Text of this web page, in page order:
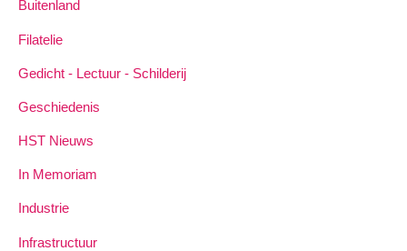
Buitenland
Filatelie
Gedicht - Lectuur - Schilderij
Geschiedenis
HST Nieuws
In Memoriam
Industrie
Infrastructuur